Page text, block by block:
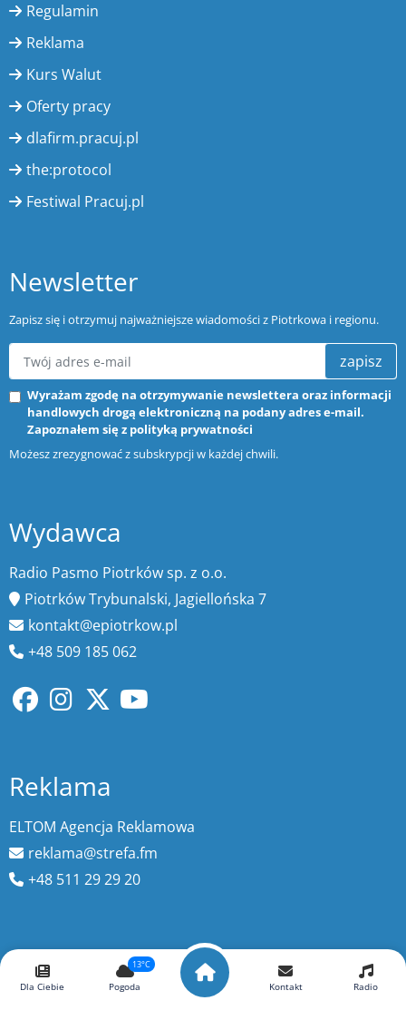
Regulamin
Reklama
Kurs Walut
Oferty pracy
dlafirm.pracuj.pl
the:protocol
Festiwal Pracuj.pl
Newsletter
Zapisz się i otrzymuj najważniejsze wiadomości z Piotrkowa i regionu.
zapisz
Wyrażam zgodę na otrzymywanie newslettera oraz informacji
handlowych drogą elektroniczną na podany adres e-mail.
Zapoznałem się z polityką prywatności
Możesz zrezygnować z subskrypcji w każdej chwili.
Wydawca
Radio Pasmo Piotrków sp. z o.o.
Piotrków Trybunalski, Jagiellońska 7
kontakt@epiotrkow.pl
+48 509 185 062
Reklama
ELTOM Agencja Reklamowa
reklama@strefa.fm
+48 511 29 29 20
Wyszukaj więcej
Dla Ciebie
13°C
Pogoda Kontakt Radio